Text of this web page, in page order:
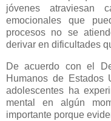
jóvenes atraviesan
emocionales que
procesos no se
derivar en dificultades
De acuerdo con el
Humanos de
adolescentes ha
mental en algún
importante porque